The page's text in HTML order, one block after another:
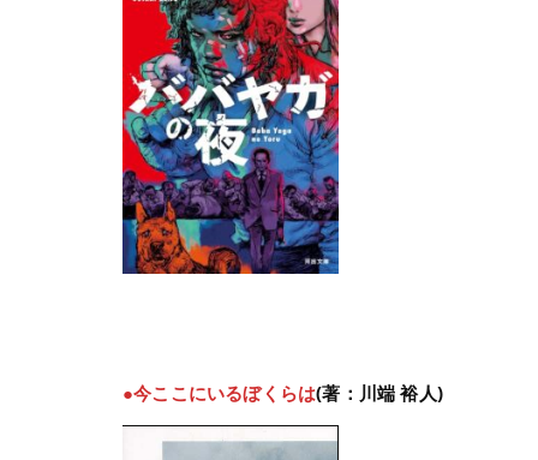
●今ここにいるぼくらは(著：川端 裕人)